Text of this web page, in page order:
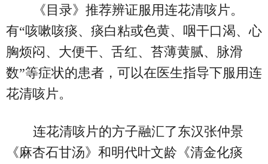
《目录》推荐辨证服用连花清咳片。
有“咳嗽咳痰、痰白粘或色黄、咽干口渴、心
胸烦闷、大便干、舌红、苔薄黄腻、脉滑
数”等症状的患者，可以在医生指导下服用连
花清咳片。
连花清咳片的方子融汇了东汉张仲景
《麻杏石甘汤》和明代叶文龄《清金化痰